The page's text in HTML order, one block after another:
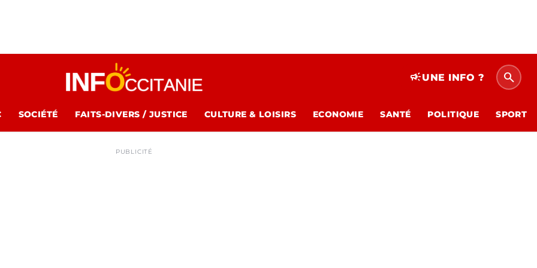
campaignUNE INFO ? search
SOCIÉTÉ FAITS-DIVERS / JUSTICE CULTURE & LOISIRS ECONOMIE SANTÉ POLITIQUE SPORT
PUBLICITÉ